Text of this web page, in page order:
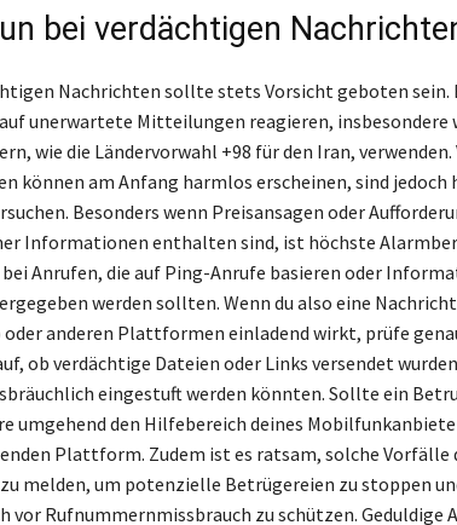
bei verdächtigen
Nachrichten sollte stets Vorsicht geboten
unerwartete Mitteilungen reagieren, insbesondere
wie die Ländervorwahl +98 für den Iran,
können am Anfang harmlos erscheinen, sind jedoch
Besonders wenn Preisansagen oder
Informationen enthalten sind, ist höchste
Anrufen, die auf Ping-Anrufe basieren oder
werden sollten. Wenn du also eine
oder anderen Plattformen einladend wirkt, prüfe
ob verdächtige Dateien oder Links versendet
eingestuft werden könnten. Sollte ein
umgehend den Hilfebereich deines
Plattform. Zudem ist es ratsam, solche Vorfälle
melden, um potenzielle Betrügereien zu stoppen
vor Rufnummernmissbrauch zu schützen. Geduldige